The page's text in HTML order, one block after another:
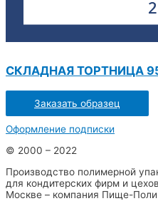
СКЛАДНАЯ ТОРТНИЦА
Заказать образец
Оформление подписки
© 2000 – 2022
Производство полимерной
для кондитерских фирм и
Москве – компания Пище-